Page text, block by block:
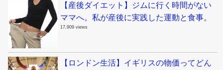
【産後ダイエット】ジムに行く時間がない
ママへ。私が産後に実践した運動と食事。
17,909 views
【ロンドン生活】イギリスの物価ってどん